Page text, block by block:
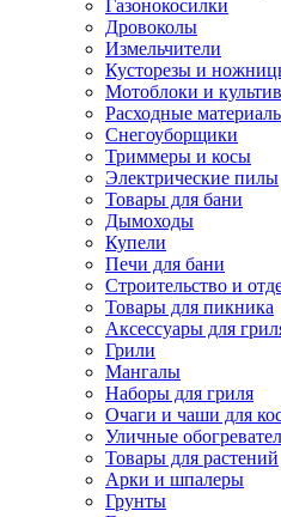
Газонокосилки
Дровоколы
Измельчители
Кусторезы и
Мотоблоки и
Расходные
Снегоуборщики
Триммеры и косы
Электрические пилы
Товары для бани
Дымоходы
Купели
Печи для бани
Строительство и
Товары для пикника
Аксессуары для
Грили
Мангалы
Наборы для гриля
Очаги и чаши для
Уличные
Товары для растений
Арки и шпалеры
Грунты